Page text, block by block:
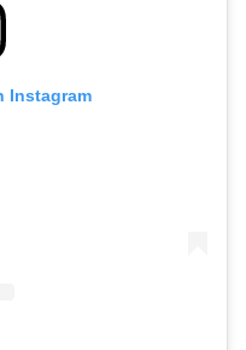
Instagram